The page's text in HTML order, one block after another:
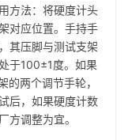
方法：将硬度计头
对应位置。手持手
其压脚与测试支架
于100±1度。如果
两个调节手轮，
后，如果硬度计数
方调整为宜。